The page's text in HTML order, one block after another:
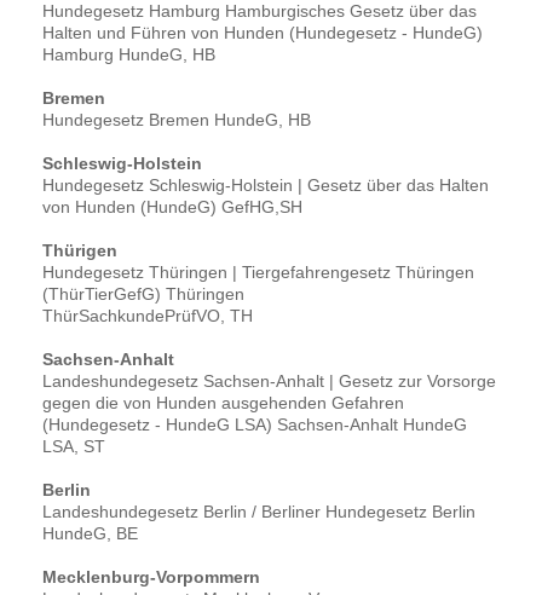
Hundegesetz Hamburg Hamburgisches Gesetz über das
Halten und Führen von Hunden (Hundegesetz - HundeG)
Hamburg HundeG, HB
Bremen
Hundegesetz Bremen HundeG, HB
Schleswig-Holstein
Hundegesetz Schleswig-Holstein | Gesetz über das Halten
von Hunden (HundeG) GefHG,SH
Thürigen
Hundegesetz Thüringen | Tiergefahrengesetz Thüringen
(ThürTierGefG) Thüringen
ThürSachkundePrüfVO, TH
Sachsen-Anhalt
Landeshundegesetz Sachsen-Anhalt | Gesetz zur Vorsorge
gegen die von Hunden ausgehenden Gefahren
(Hundegesetz - HundeG LSA) Sachsen-Anhalt HundeG
LSA, ST
Berlin
Landeshundegesetz Berlin / Berliner Hundegesetz Berlin
HundeG, BE
Mecklenburg-Vorpommern